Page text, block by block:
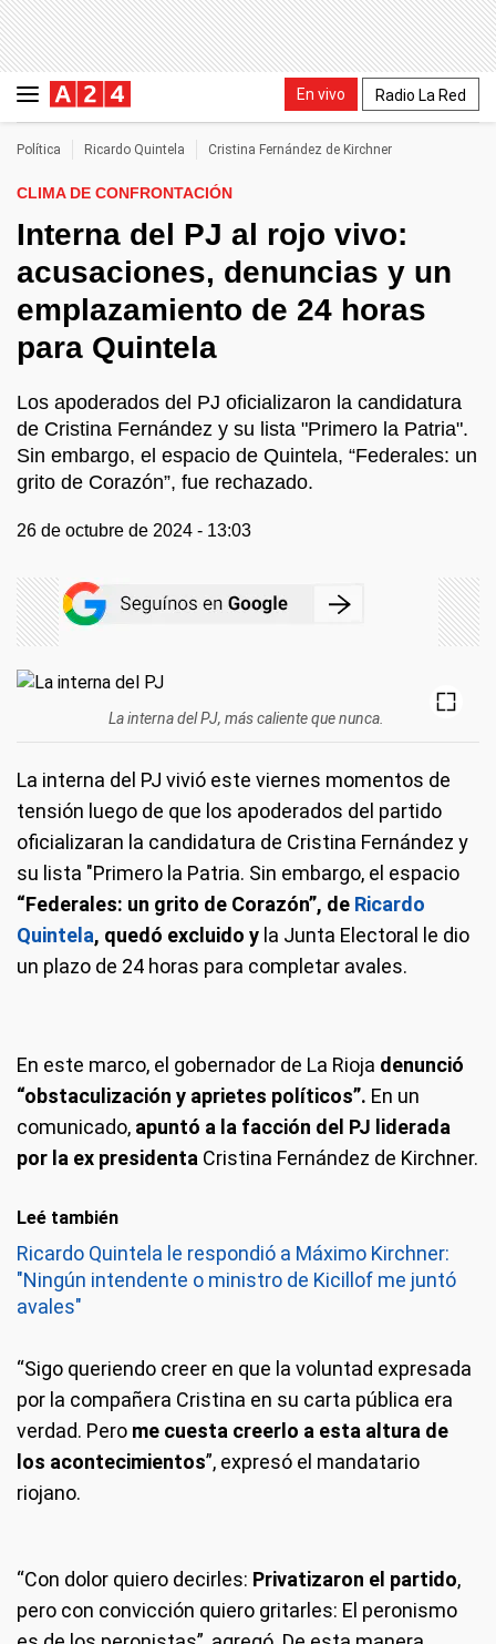
En vivo Radio La Red
Política Ricardo Quintela Cristina Fernández de Kirchner
CLIMA DE CONFRONTACIÓN
Interna del PJ al rojo vivo:
acusaciones, denuncias y un
emplazamiento de 24 horas
para Quintela
Los apoderados del PJ oficializaron la candidatura
de Cristina Fernández y su lista "Primero la Patria".
Sin embargo, el espacio de Quintela, “Federales: un
grito de Corazón”, fue rechazado.
26 de octubre de 2024 - 13:03
La interna del PJ, más caliente que nunca.
La interna del PJ vivió este viernes momentos de
tensión luego de que los apoderados del partido
oficializaran la candidatura de Cristina Fernández y
su lista "Primero la Patria. Sin embargo, el espacio
“Federales: un grito de Corazón”, de Ricardo
Quintela, quedó excluido y la Junta Electoral le dio
un plazo de 24 horas para completar avales.
En este marco, el gobernador de La Rioja denunció
“obstaculización y aprietes políticos”. En un
comunicado, apuntó a la facción del PJ liderada
por la ex presidenta Cristina Fernández de Kirchner.
Leé también
Ricardo Quintela le respondió a Máximo Kirchner:
"Ningún intendente o ministro de Kicillof me juntó
avales"
“Sigo queriendo creer en que la voluntad expresada
por la compañera Cristina en su carta pública era
verdad. Pero me cuesta creerlo a esta altura de
los acontecimientos”, expresó el mandatario
riojano.
“Con dolor quiero decirles: Privatizaron el partido,
pero con convicción quiero gritarles: El peronismo